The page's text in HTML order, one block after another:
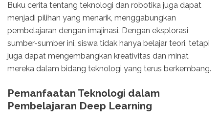
Buku cerita tentang teknologi dan robotika juga dapat
menjadi pilihan yang menarik, menggabungkan
pembelajaran dengan imajinasi. Dengan eksplorasi
sumber-sumber ini, siswa tidak hanya belajar teori, tetapi
juga dapat mengembangkan kreativitas dan minat
mereka dalam bidang teknologi yang terus berkembang.
Pemanfaatan Teknologi dalam
Pembelajaran Deep Learning